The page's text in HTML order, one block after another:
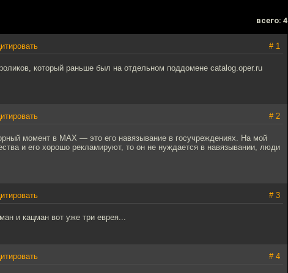
всего: 4
# 1
который раньше был на отдельном поддомене catalog.oper.ru
# 2
момент в MAX — это его навязывание в госучреждениях. На мой
и его хорошо рекламируют, то он не нуждается в навязывании, люди
# 3
и кацман вот уже три еврея...
# 4